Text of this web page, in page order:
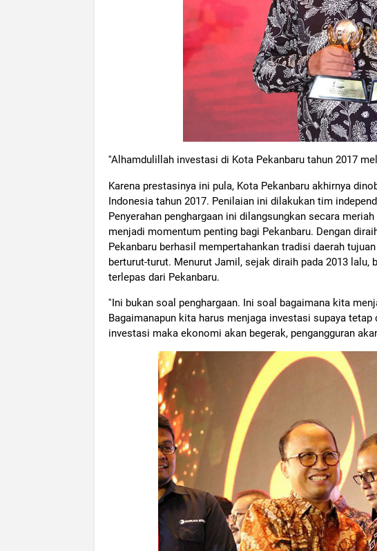
''Alhamdulillah investasi di Kota Pekanbaru tahun 2017
Karena prestasinya ini pula, Kota Pekanbaru akhirnya
Indonesia tahun 2017. Penilaian ini dilakukan tim
Penyerahan penghargaan ini dilangsungkan secara
menjadi momentum penting bagi Pekanbaru. Dengan
Pekanbaru berhasil mempertahankan tradisi daerah
berturut-turut. Menurut Jamil, sejak diraih pada 2013 lalu,
terlepas dari Pekanbaru.
''Ini bukan soal penghargaan. Ini soal bagaimana kita
Bagaimanapun kita harus menjaga investasi supaya
investasi maka ekonomi akan begerak, pengangguran